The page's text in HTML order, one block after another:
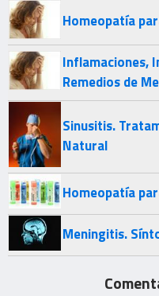
Homeopatía
Inflamaciones,
Remedios de
Sinusitis.
Natural
Homeopatía
Meningitis.